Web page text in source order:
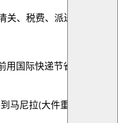
关、税费、派送
用国际快递节省成本
马尼拉(大件重货